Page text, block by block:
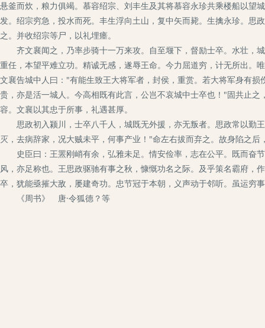
悬釜而炊，粮力俱竭。慕容绍宗、刘丰生及其将慕容永珍共乘楼船以望
发。绍宗穷急，投水而死。丰生浮向土山，复中矢而毙。生擒永珍。
之。并收绍宗等尸，以礼埋瘗。
齐文襄闻之，乃率步骑十一万来攻。自至堰下，督励士卒。水壮，
重任，本望平难立功。精诚无感，遂辱王命。今力屈道穷，计无所出
文襄告城中人曰："有能生致王大将军者，封侯，重赏。若大将军身有
贵，亦是活一城人。今高相既有此言，公岂不哀城中士卒也！"固共止
容。文襄以其忠于所事，礼遇甚厚。
思政初入颍川，士卒八千人，城既无外援，亦无叛者。思政常以勤
灭，去病辞家，况大贼未平，何事产业！"命左右拔而弃之。故身陷之
史臣曰：王罴刚峭有余，弘雅未足。情安俭率，志在公平。既而奋
风，亦足称也。王思政驱驰有事之秋，慷慨功名之际。及乎策名霸府
卒，犹能亟摧大敌，屡建奇功。忠节冠于本朝，义声动于邻听。虽运穷
《周书》 唐·令狐德？等